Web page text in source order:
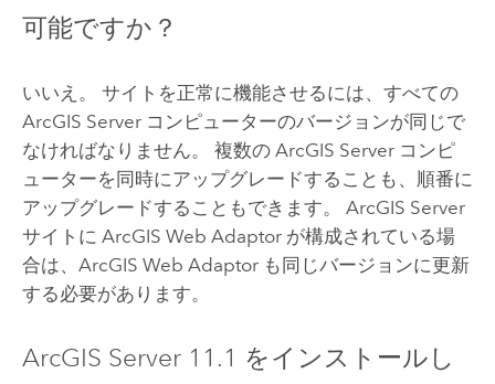
可能ですか？
いいえ。 サイトを正常に機能させるには、すべての
ArcGIS Serverコンピューターのバージョンが同じで
なければなりません。 複数の ArcGIS Serverコンピ
ューターを同時にアップグレードすることも、順番に
アップグレードすることもできます。 ArcGIS Server
サイトに ArcGIS Web Adaptorが構成されている場
合は、ArcGIS Web Adaptor も同じバージョンに更新
する必要があります。
ArcGIS Server 11.1 をインストールし